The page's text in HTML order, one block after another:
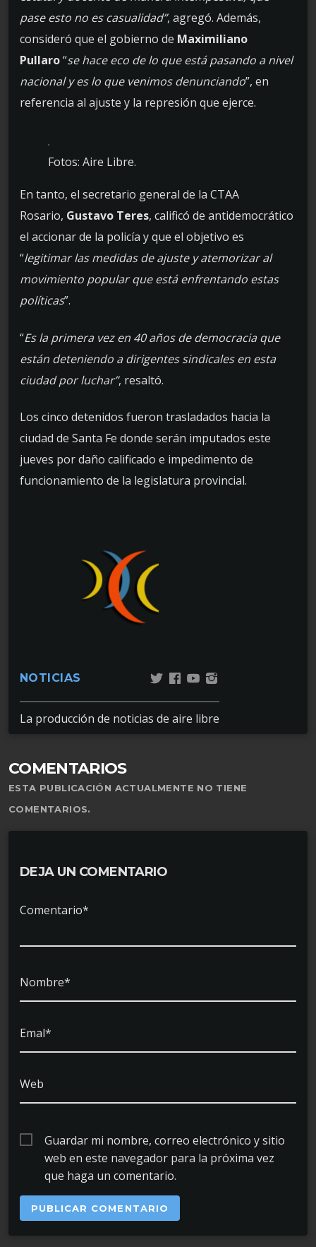
pase esto no es casualidad”, agregó. Además,
consideró que el gobierno de Maximiliano
Pullaro“se hace eco de lo que está pasando a nivel
nacional y es lo que venimos denunciando”, en
referencia al ajuste y la represión que ejerce.
Fotos: Aire Libre.
En tanto, el secretario general de la CTAA
Rosario, Gustavo Teres, calificó de antidemocrático
el accionar de la policía y que el objetivo es
“legitimar las medidas de ajuste y atemorizar al
movimiento popular que está enfrentando estas
políticas”.
“Es la primera vez en 40 años de democracia que
están deteniendo a dirigentes sindicales en esta
ciudad por luchar”, resaltó.
Los cinco detenidos fueron trasladados hacia la
ciudad de Santa Fe donde serán imputados este
jueves por daño calificado e impedimento de
funcionamiento de la legislatura provincial.
NOTICIAS
La producción de noticias de aire libre
COMENTARIOS
ESTA PUBLICACIÓN ACTUALMENTE NO TIENE
COMENTARIOS.
DEJA UN COMENTARIO
Comentario*
Nombre*
Emal*
Web
Guardar mi nombre, correo electrónico y sitio
web en este navegador para la próxima vez
que haga un comentario.